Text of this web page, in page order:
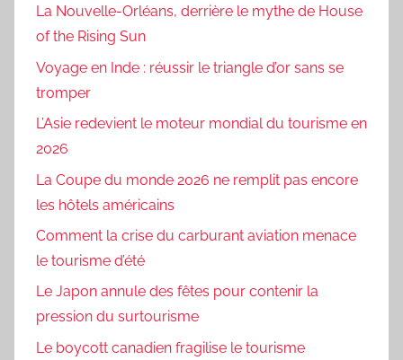
La Nouvelle-Orléans, derrière le mythe de House
of the Rising Sun
Voyage en Inde : réussir le triangle d’or sans se
tromper
L’Asie redevient le moteur mondial du tourisme en
2026
La Coupe du monde 2026 ne remplit pas encore
les hôtels américains
Comment la crise du carburant aviation menace
le tourisme d’été
Le Japon annule des fêtes pour contenir la
pression du surtourisme
Le boycott canadien fragilise le tourisme